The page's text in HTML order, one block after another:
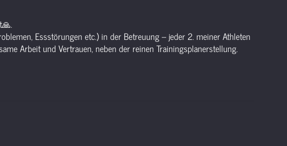
🙏.
Essstörungen etc.) in der Betreuung – jeder 2. meiner Athleten
Arbeit und Vertrauen, neben der reinen Trainingsplanerstellung.